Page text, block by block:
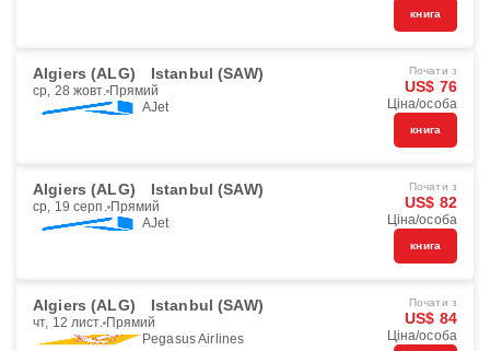
книга
Algiers (ALG) Istanbul (SAW)
ср, 28 жовт. Прямий
AJet
Почати з
US$ 76
Ціна/особа
книга
Algiers (ALG) Istanbul (SAW)
ср, 19 серп. Прямий
AJet
Почати з
US$ 82
Ціна/особа
книга
Algiers (ALG) Istanbul (SAW)
чт, 12 лист. Прямий
Pegasus Airlines
Почати з
US$ 84
Ціна/особа